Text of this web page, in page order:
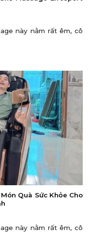
này nằm rất êm, cô
Quà Sức Khỏe Cho
này nằm rất êm, cô